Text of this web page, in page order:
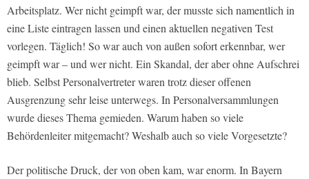
Arbeitsplatz. Wer nicht geimpft war, der musste sich namentlich in
eine Liste eintragen lassen und einen aktuellen negativen Test
vorlegen. Täglich! So war auch von außen sofort erkennbar, wer
geimpft war – und wer nicht. Ein Skandal, der aber ohne Aufschrei
blieb. Selbst Personalvertreter waren trotz dieser offenen
Ausgrenzung sehr leise unterwegs. In Personalversammlungen
wurde dieses Thema gemieden. Warum haben so viele
Behördenleiter mitgemacht? Weshalb auch so viele Vorgesetzte?
Der politische Druck, der von oben kam, war enorm. In Bayern